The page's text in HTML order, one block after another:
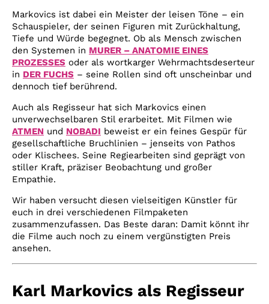
Markovics ist dabei ein Meister der leisen Töne – ein
Schauspieler, der seinen Figuren mit Zurückhaltung,
Tiefe und Würde begegnet. Ob als Mensch zwischen
den Systemen in MURER – ANATOMIE EINES
PROZESSES oder als wortkarger Wehrmachtsdeserteur
in DER FUCHS – seine Rollen sind oft unscheinbar und
dennoch tief berührend.
Auch als Regisseur hat sich Markovics einen
unverwechselbaren Stil erarbeitet. Mit Filmen wie
ATMEN und NOBADI beweist er ein feines Gespür für
gesellschaftliche Bruchlinien – jenseits von Pathos
oder Klischees. Seine Regiearbeiten sind geprägt von
stiller Kraft, präziser Beobachtung und großer
Empathie.
Wir haben versucht diesen vielseitigen Künstler für
euch in drei verschiedenen Filmpaketen
zusammenzufassen. Das Beste daran: Damit könnt ihr
die Filme auch noch zu einem vergünstigten Preis
ansehen.
Karl Markovics als Regisseur